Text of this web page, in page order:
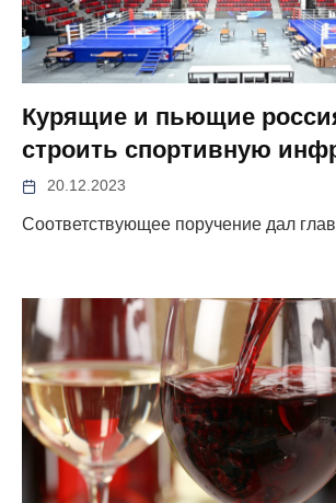
Курящие и пьющие
строить спортивную
20.12.2023
Соответствующее поручение дал